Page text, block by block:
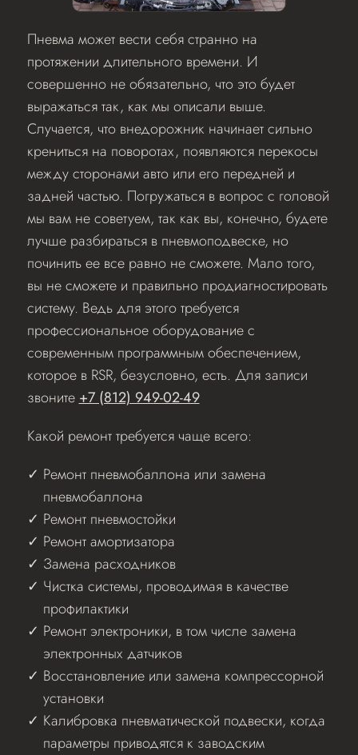
Пневма может вести себя странно на
протяжении длительного времени. И
совершенно не обязательно, что это будет
выражаться так, как мы описали выше.
Случается, что внедорожник начинает сильно
крениться на поворотах, появляются перекосы
между сторонами авто или его передней и
задней частью. Погружаться в вопрос с головой
мы вам не советуем, так как вы, конечно, будете
лучше разбираться в пневмоподвеске, но
починить ее все равно не сможете. Мало того,
вы не сможете и правильно продиагностировать
систему. Ведь для этого требуется
профессиональное оборудование с
современным программным обеспечением,
которое в RSR, безусловно, есть. Для записи
звоните +7 (812) 949-02-49
Какой ремонт требуется чаще всего:
Ремонт пневмобаллона или замена
пневмобаллона
Ремонт пневмостойки
Ремонт амортизатора
Замена расходников
Чистка системы, проводимая в качестве
профилактики
Ремонт электроники, в том числе замена
электронных датчиков
Восстановление или замена компрессорной
установки
Калибровка пневматической подвески, когда
параметры приводятся к заводским